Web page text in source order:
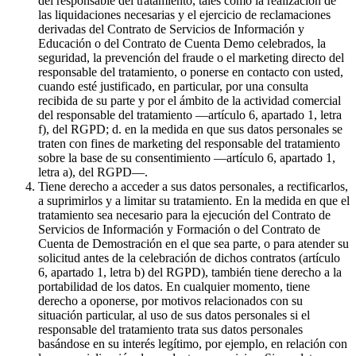
las liquidaciones necesarias y el ejercicio de reclamaciones
derivadas del Contrato de Servicios de Información y
Educación o del Contrato de Cuenta Demo celebrados, la
seguridad, la prevención del fraude o el marketing directo del
responsable del tratamiento, o ponerse en contacto con usted,
cuando esté justificado, en particular, por una consulta
recibida de su parte y por el ámbito de la actividad comercial
del responsable del tratamiento —artículo 6, apartado 1, letra
f), del RGPD; d. en la medida en que sus datos personales se
traten con fines de marketing del responsable del tratamiento
sobre la base de su consentimiento —artículo 6, apartado 1,
letra a), del RGPD—.
Tiene derecho a acceder a sus datos personales, a rectificarlos,
a suprimirlos y a limitar su tratamiento. En la medida en que el
tratamiento sea necesario para la ejecución del Contrato de
Servicios de Información y Formación o del Contrato de
Cuenta de Demostración en el que sea parte, o para atender su
solicitud antes de la celebración de dichos contratos (artículo
6, apartado 1, letra b) del RGPD), también tiene derecho a la
portabilidad de los datos. En cualquier momento, tiene
derecho a oponerse, por motivos relacionados con su
situación particular, al uso de sus datos personales si el
responsable del tratamiento trata sus datos personales
basándose en su interés legítimo, por ejemplo, en relación con